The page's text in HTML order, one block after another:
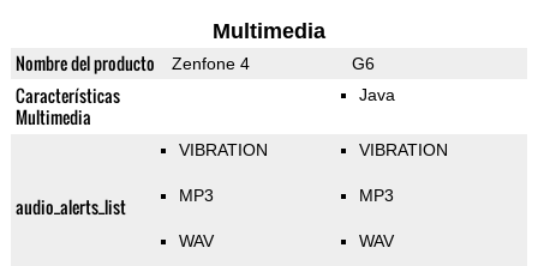
Multimedia
Nombre del producto Zenfone 4 G6
Características
Multimedia
Java
audio_alerts_list
VIBRATION
MP3
WAV
VIBRATION
MP3
WAV